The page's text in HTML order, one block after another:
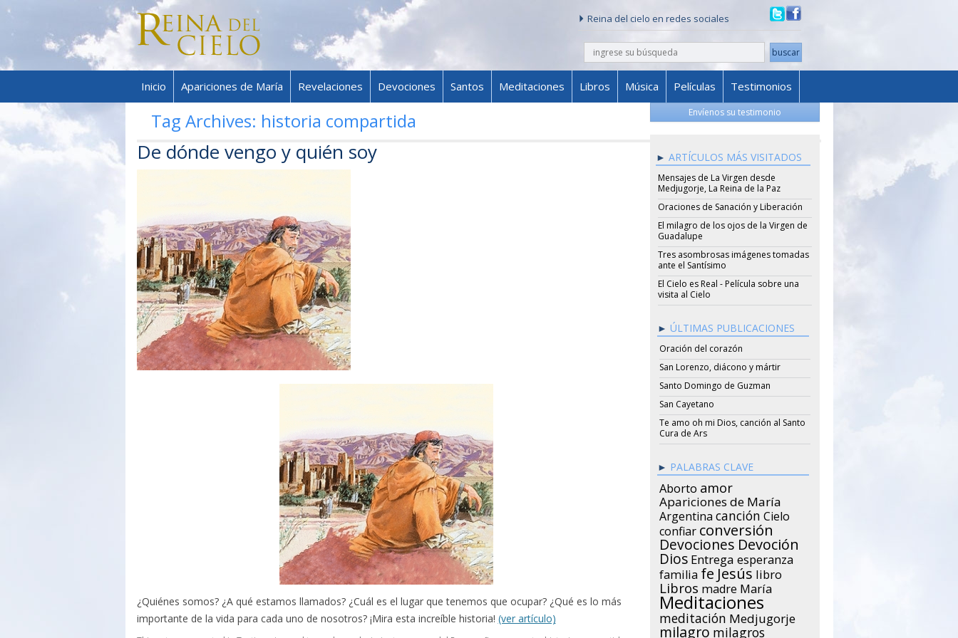
Reina del cielo en redes sociales
buscar
Skip to content
Inicio Apariciones de María Revelaciones Devociones Santos Meditaciones Libros Música Películas Testimonios
Tag Archives: historia compartida
De dónde vengo y quién soy
¿Quiénes somos? ¿A qué estamos llamados? ¿Cuál es el lugar que tenemos que ocupar? ¿Qué es lo más
importante de la vida para cada uno de nosotros? ¡Mira esta increíble historia! (ver artículo)
Envíenos su testimonio
ARTÍCULOS MÁS VISITADOS
Mensajes de La Virgen desde
Medjugorje, La Reina de la Paz
Oraciones de Sanación y Liberación
El milagro de los ojos de la Virgen de
Guadalupe
Tres asombrosas imágenes tomadas
ante el Santísimo
El Cielo es Real - Película sobre una
visita al Cielo
ÚLTIMAS PUBLICACIONES
Oración del corazón
San Lorenzo, diácono y mártir
Santo Domingo de Guzman
San Cayetano
Te amo oh mi Dios, canción al Santo
Cura de Ars
PALABRAS CLAVE
Aborto amor
Apariciones de María
Argentina canción Cielo
confiar conversión
Devociones Devoción
Dios Entrega esperanza
familia fe Jesús libro
Libros madre María
Meditaciones
meditación Medjugorje
milagro milagros